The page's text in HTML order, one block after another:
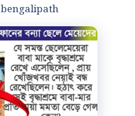
bengalipath